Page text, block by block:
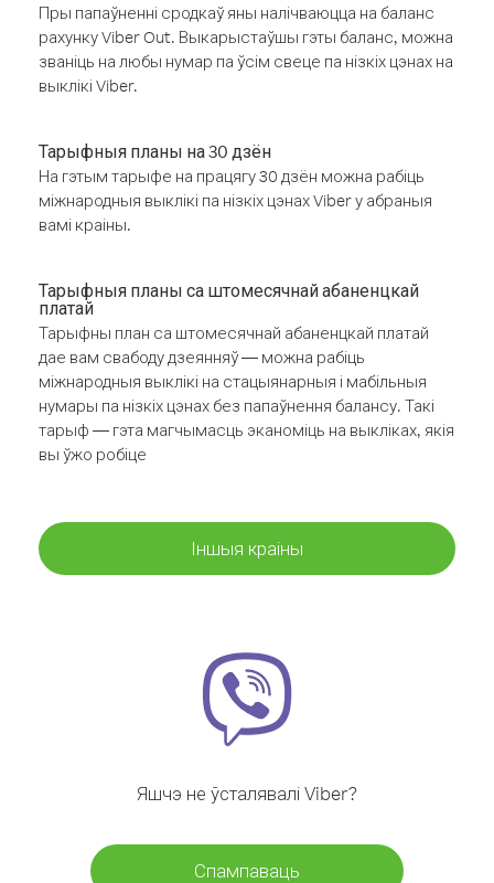
Пры папаўненні сродкаў яны налічваюцца на баланс
рахунку Viber Out. Выкарыстаўшы гэты баланс, можна
званіць на любы нумар па ўсім свеце па нізкіх цэнах на
выклікі Viber.
Тарыфныя планы на 30 дзён
На гэтым тарыфе на працягу 30 дзён можна рабіць
міжнародныя выклікі па нізкіх цэнах Viber у абраныя
вамі краіны.
Тарыфныя планы са штомесячнай абаненцкай
платай
Тарыфны план са штомесячнай абаненцкай платай
дае вам свабоду дзеянняў — можна рабіць
міжнародныя выклікі на стацыянарныя і мабільныя
нумары па нізкіх цэнах без папаўнення балансу. Такі
тарыф — гэта магчымасць эканоміць на выкліках, якія
вы ўжо робіце
Іншыя краіны
Яшчэ не ўсталявалі Viber?
Спампаваць